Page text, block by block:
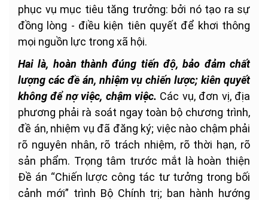
phục vụ mục tiêu tăng trưởng: bởi nó tạo ra sự
đồng lòng - điều kiện tiên quyết để khơi thông
mọi nguồn lực trong xã hội.
Hai là, hoàn thành đúng tiến độ, bảo đảm chất
lượng các đề án, nhiệm vụ chiến lược; kiên quyết
không để nợ việc, chậm việc. Các vụ, đơn vị, địa
phương phải rà soát ngay toàn bộ chương trình,
đề án, nhiệm vụ đã đăng ký; việc nào chậm phải
rõ nguyên nhân, rõ trách nhiệm, rõ thời hạn, rõ
sản phẩm. Trọng tâm trước mắt là hoàn thiện
Đề án “Chiến lược công tác tư tưởng trong bối
cảnh mới” trình Bộ Chính trị; ban hành hướng